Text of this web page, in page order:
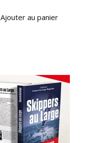
Ajouter au panier